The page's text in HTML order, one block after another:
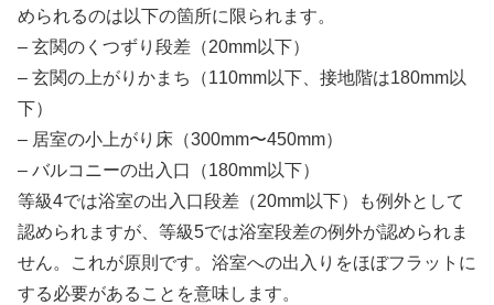
められるのは以下の箇所に限られます。
– 玄関のくつずり段差（20mm以下）
– 玄関の上がりかまち（110mm以下、接地階は180mm以
下）
– 居室の小上がり床（300mm〜450mm）
– バルコニーの出入口（180mm以下）
等級4では浴室の出入口段差（20mm以下）も例外として
認められますが、等級5では浴室段差の例外が認められま
せん。これが原則です。浴室への出入りをほぼフラットに
する必要があることを意味します。